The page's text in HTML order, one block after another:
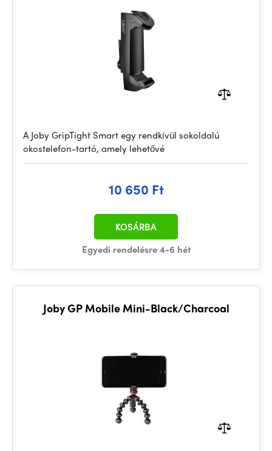
A Joby GripTight Smart egy rendkívül sokoldalú
okostelefon-tartó, amely lehetővé
10 650 Ft
Egyedi rendelésre 4-6 hét
KOSÁRBA
Joby GP Mobile Mini-Black/Charcoal